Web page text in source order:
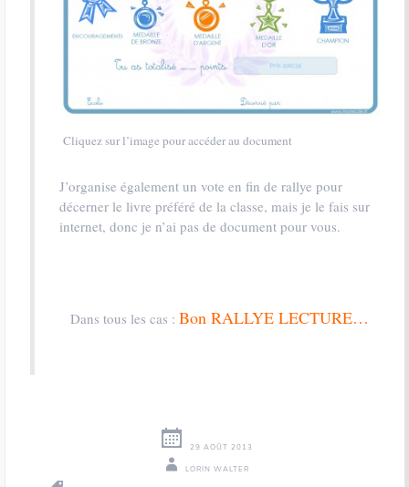
Cliquez sur l’image pour accéder au document
J’organise également un vote en fin de rallye pour
décerner le livre préféré de la classe, mais je le fais sur
internet, donc je n’ai pas de document pour vous.
Dans tous les cas : Bon RALLYE LECTURE…
29 AOÛT 2013
LORIN WALTER